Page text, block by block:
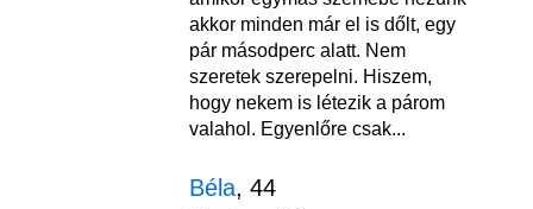
akkor minden már el is dőlt, egy
pár másodperc alatt. Nem
szeretek szerepelni. Hiszem,
hogy nekem is létezik a párom
valahol. Egyenlőre csak...
Béla, 44